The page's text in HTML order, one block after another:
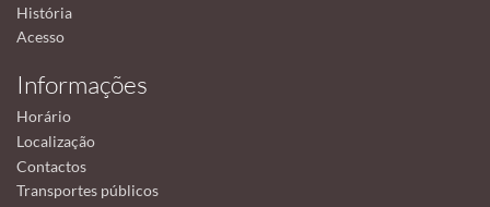
História
Acesso
Informações
Horário
Localização
Contactos
Transportes públicos